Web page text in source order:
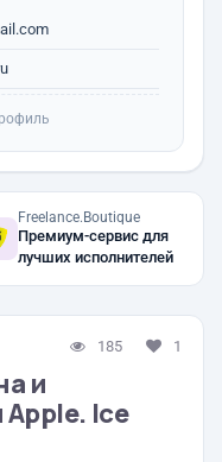
Freelance.Boutique
Премиум-сервис для
лучших исполнителей
185 1
и
Ice